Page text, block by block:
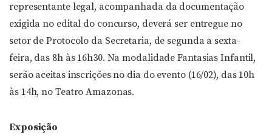
representante legal, acompanhada da documentação
exigida no edital do concurso, deverá ser entregue no
setor de Protocolo da Secretaria, de segunda a sexta-
feira, das 8h às 16h30. Na modalidade Fantasias Infantil,
serão aceitas inscrições no dia do evento (16/02), das 10h
às 14h, no Teatro Amazonas.
Exposição